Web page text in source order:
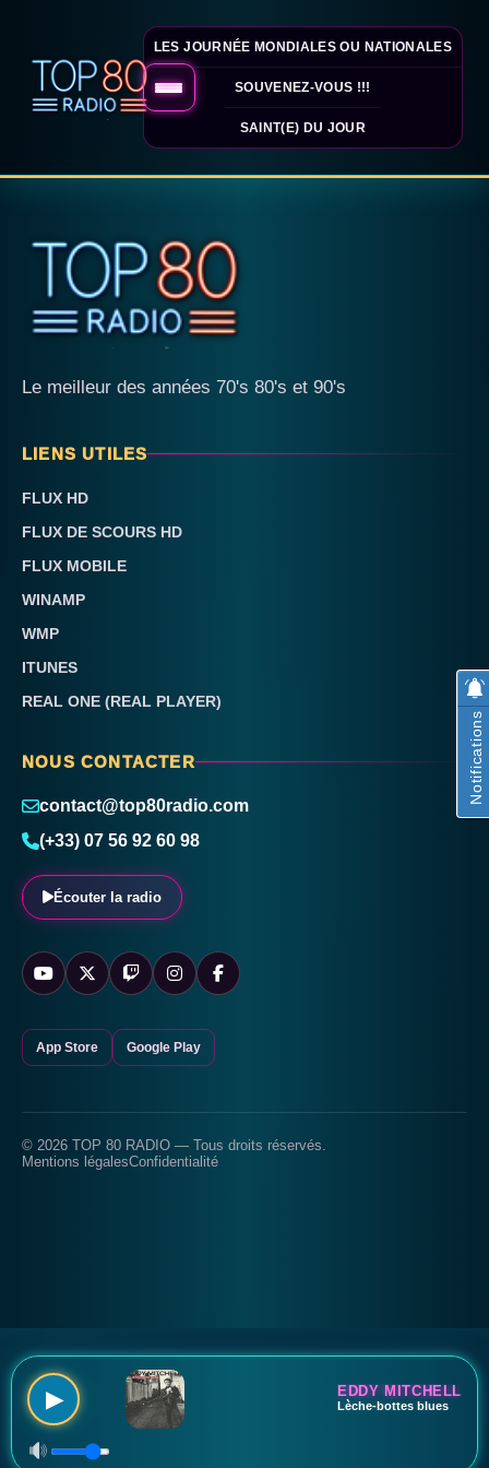
LES JOURNÉE MONDIALES OU NATIONALES
SOUVENEZ-VOUS !!!
SAINT(E) DU JOUR
▶ EDDY MITCHELL
Lèche-bottes blues
Le meilleur des années 70's 80's et 90's
LIENS UTILES
FLUX HD
FLUX DE SCOURS HD
FLUX MOBILE
WINAMP
WMP
ITUNES
REAL ONE (REAL PLAYER)
NOUS CONTACTER
contact@top80radio.com
(+33) 07 56 92 60 98
Écouter la radio
App Store Google Play
© 2026 TOP 80 RADIO — Tous droits réservés.
Mentions légalesConfidentialité
Notifications